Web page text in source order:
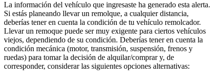
La información del vehículo que ingresaste ha generado esta alerta.
Si estás planeando llevar un remolque, a cualquier distancia,
deberías tener en cuenta la condición de tu vehículo remolcador.
Llevar un remoque puede ser muy exigente para ciertos vehículos
viejos, dependiendo de su condición. Deberías tener en cuenta la
condición mecánica (motor, transmisión, suspensión, frenos y
ruedas) para tomar la decisión de alquilar/comprar y, de
corresponder, considerar las siguientes opciones alternativas: